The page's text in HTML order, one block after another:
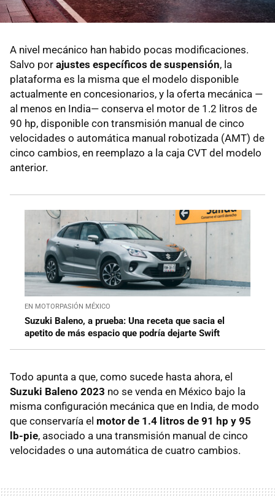
A nivel mecánico han habido pocas modificaciones.
Salvo por ajustes específicos de suspensión, la
plataforma es la misma que el modelo disponible
actualmente en concesionarios, y la oferta mecánica —
al menos en India— conserva el motor de 1.2 litros de
90 hp, disponible con transmisión manual de cinco
velocidades o automática manual robotizada (AMT) de
cinco cambios, en reemplazo a la caja CVT del modelo
anterior.
EN MOTORPASIÓN MÉXICO
Suzuki Baleno, a prueba: Una receta que sacia el
apetito de más espacio que podría dejarte Swift
Todo apunta a que, como sucede hasta ahora, el
Suzuki Baleno 2023 no se venda en México bajo la
misma configuración mecánica que en India, de modo
que conservaría el motor de 1.4 litros de 91 hp y 95
lb-pie, asociado a una transmisión manual de cinco
velocidades o una automática de cuatro cambios.